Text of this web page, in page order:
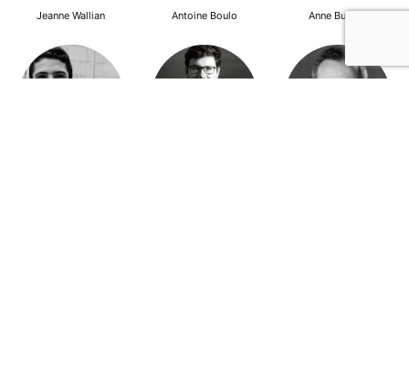
Jeanne Wallian Antoine Boulo Anne Bucher